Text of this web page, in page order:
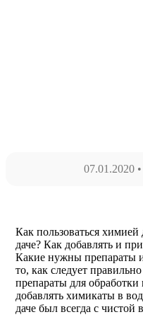
07.01.2020 •
Как пользоваться химией
даче? Как добавлять и
Какие нужны препараты
то, как следует
препараты для
добавлять химикаты в
даче был всегда с чистой